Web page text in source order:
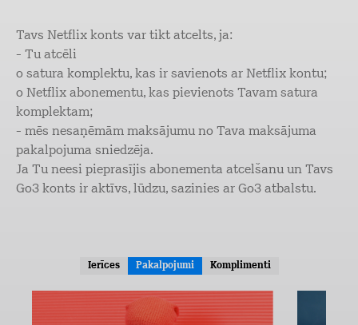
Tavs Netflix konts var tikt atcelts, ja:
- Tu atcēli
o satura komplektu, kas ir savienots ar Netflix kontu;
o Netflix abonementu, kas pievienots Tavam satura
komplektam;
- mēs nesaņēmām maksājumu no Tava maksājuma
pakalpojuma sniedzēja.
Ja Tu neesi pieprasījis abonementa atcelšanu un Tavs
Go3 konts ir aktīvs, lūdzu, sazinies ar Go3 atbalstu.
Ierīces Pakalpojumi Komplimenti